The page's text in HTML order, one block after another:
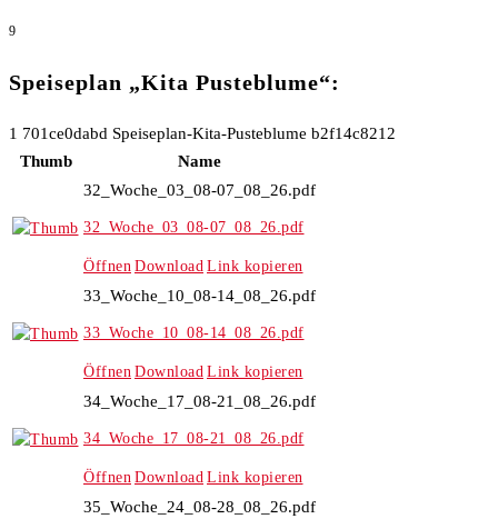
9
Speiseplan „Kita Pusteblume“:
1 701ce0dabd Speiseplan-Kita-Pusteblume b2f14c8212
Thumb
Name
32_Woche_03_08-07_08_26.pdf
32_Woche_03_08-07_08_26.pdf
Öffnen Download Link kopieren
33_Woche_10_08-14_08_26.pdf
33_Woche_10_08-14_08_26.pdf
Öffnen Download Link kopieren
34_Woche_17_08-21_08_26.pdf
34_Woche_17_08-21_08_26.pdf
Öffnen Download Link kopieren
35_Woche_24_08-28_08_26.pdf